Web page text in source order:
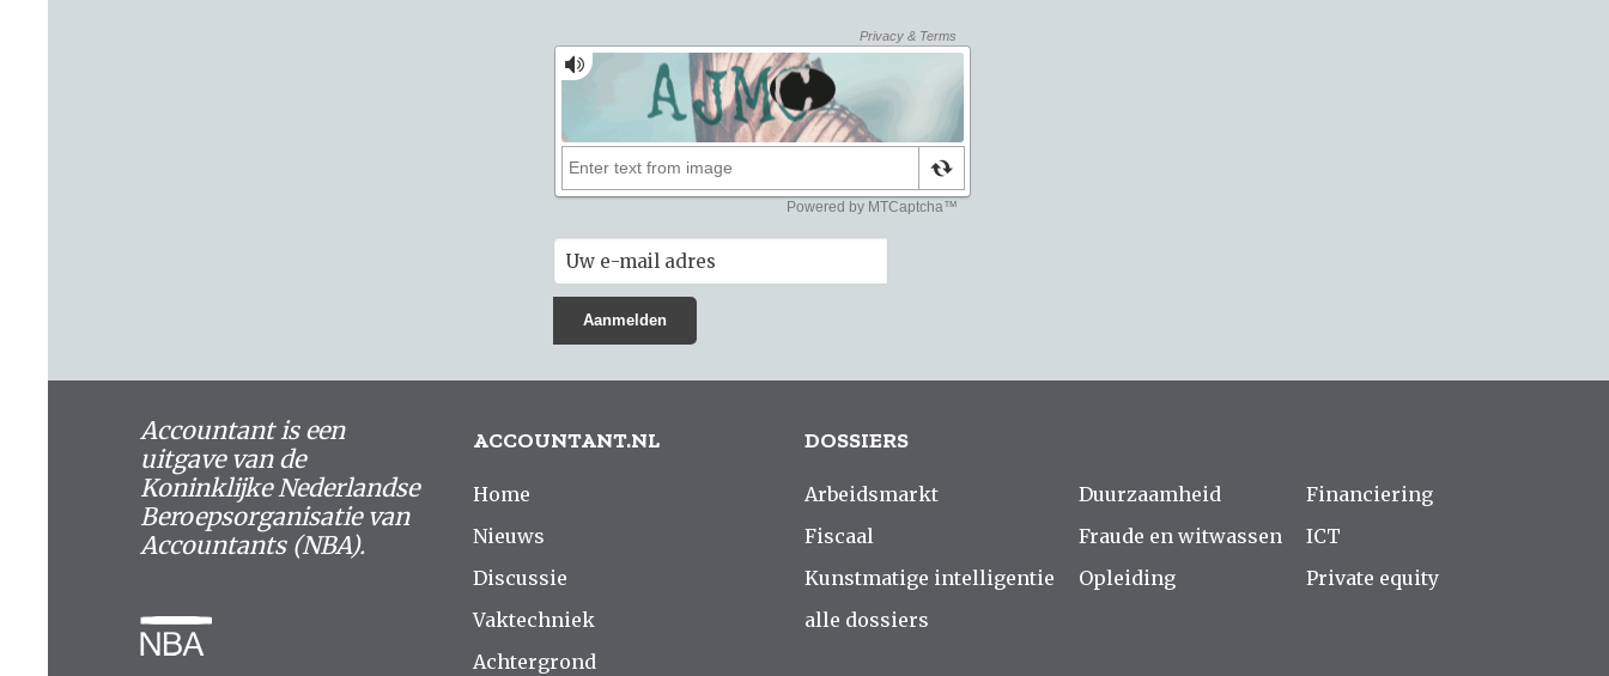
Accountant is een
uitgave van de
Koninklijke Nederlandse
Beroepsorganisatie van
Accountants (NBA).
ACCOUNTANT.NL
Home
Nieuws
Discussie
Vaktechniek
Achtergrond
DOSSIERS
Arbeidsmarkt
Fiscaal
Kunstmatige intelligentie
alle dossiers
Duurzaamheid
Fraude en witwassen
Opleiding
Financiering
ICT
Private equity